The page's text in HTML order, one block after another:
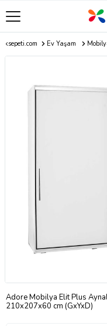
Ev Yaşam
Adore Mobilya Elit Plus
210x207x60 cm (GxYxD)